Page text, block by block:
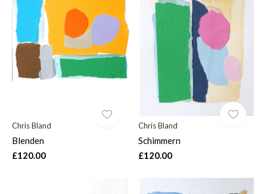
Chris Bland
Blenden
£120.00
Chris Bland
Schimmern
£120.00